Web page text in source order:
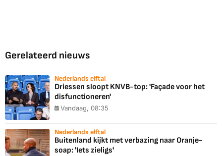
Gerelateerd nieuws
Nederlands elftal
Driessen sloopt KNVB-top: 'Façade voor het
disfunctioneren'
Vandaag, 08:35
Nederlands elftal
Buitenland kijkt met verbazing naar Oranje-
soap: 'Iets zieligs'